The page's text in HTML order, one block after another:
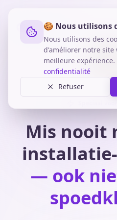
🍪 Nous utilisons
Nous utilisons des
d'améliorer notre
meilleure expérience.
confidentialité
Refuser
Mis nooit
— ook